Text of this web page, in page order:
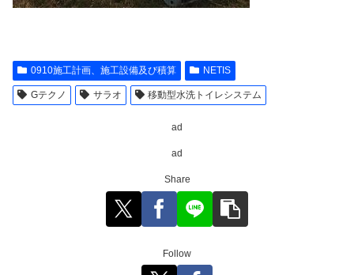
0910施工計画、施工設備及び積算 NETIS
Gテクノ サラオ 移動型水洗トイレシステム
ad
ad
Share
Follow